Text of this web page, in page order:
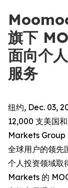
旗下
面向个
服务
纽约, Dec. 03,
12,000 支美国
Markets Group
全球用户的领先
个人投资领域取
Markets 的